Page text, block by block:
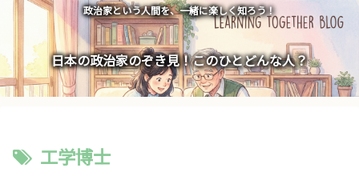
政治家という人間を、一緒に楽しく知ろう！
日本の政治家のぞき見！このひとどんな人？
工学博士